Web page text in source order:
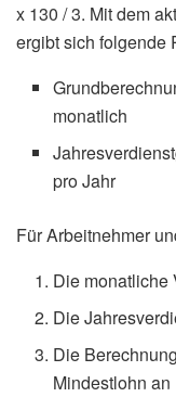
x 130 / 3. Mit dem
ergibt sich folgende
monatlich
pro Jahr
Für Arbeitnehmer
Die monatliche
Die
Die
Mindestlohn an